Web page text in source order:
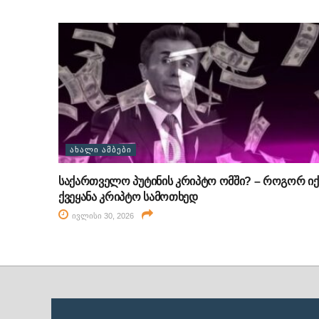
ᲐᲮᲐᲚᲘ ᲐᲛᲑᲔᲑᲘ
საქართველო პუტინის კრიპტო ომში? – როგორ
ქვეყანა კრიპტო სამოთხედ
ივლისი 30, 2026